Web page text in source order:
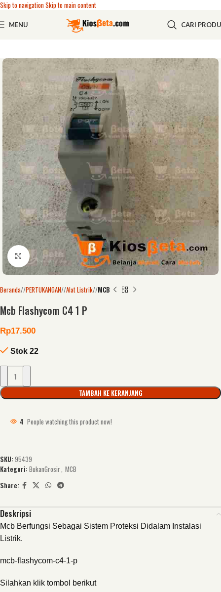
Skip to navigationSkip to main content
MENU CARI
Click to enlarge
Beranda/ PERTUKANGAN/ Alat Listrik/ MCB
Mcb Flashycom C4 1 P
Rp17.500
Stok 22
TAMBAH KE KERANJANG
4 People watching this product now!
SKU: 95439
Kategori: BukanGrosir, MCB
Share:
Deskripsi
Mcb Berfungsi Sebagai Sistem Proteksi Didalam Instalasi
Listrik.
mcb-flashycom-c4-1-p
Silahkan klik tombol berikut